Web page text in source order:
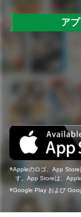
ア
Appleのロゴ、App Store
す。App Storeは、
Google Play および